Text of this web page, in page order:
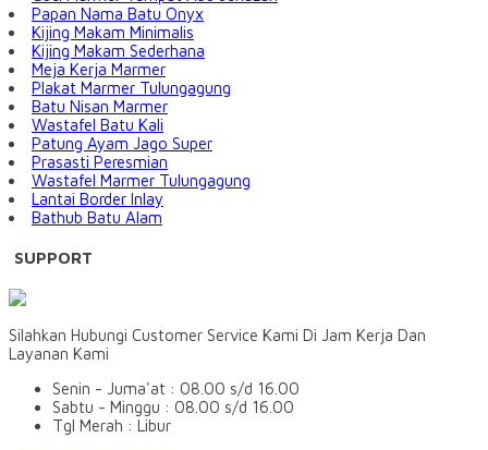
Papan Nama Batu Onyx
Kijing Makam Minimalis
Kijing Makam Sederhana
Meja Kerja Marmer
Plakat Marmer Tulungagung
Batu Nisan Marmer
Wastafel Batu Kali
Patung Ayam Jago Super
Prasasti Peresmian
Wastafel Marmer Tulungagung
Lantai Border Inlay
Bathub Batu Alam
SUPPORT
Silahkan Hubungi Customer Service Kami Di Jam Kerja Dan
Layanan Kami
Senin - Juma'at : 08.00 s/d 16.00
Sabtu - Minggu : 08.00 s/d 16.00
Tgl Merah : Libur